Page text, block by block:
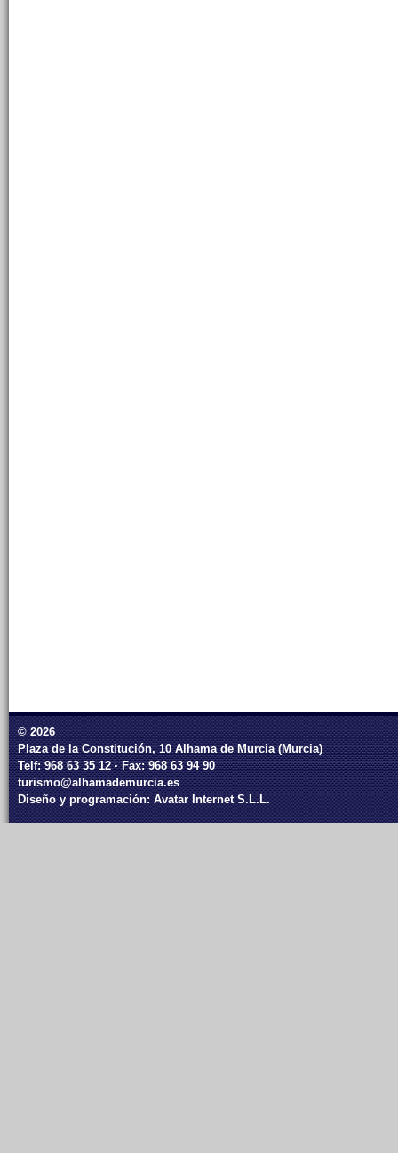
© 2026
Plaza de la Constitución, 10 Alhama de Murcia (Murcia)
Telf: 968 63 35 12 · Fax: 968 63 94 90
turismo@alhamademurcia.es
Diseño y programación:Avatar Internet S.L.L.